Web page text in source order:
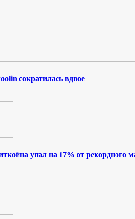
сократилась вдвое
упал на 17% от рекордного